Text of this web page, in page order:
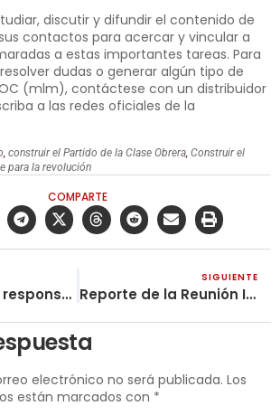
discutir y difundir el contenido de
contactos para acercar y vincular a
a estas importantes tareas. Para
dudas o generar algún tipo de
(mlm), contáctese con un distribuidor
a las redes oficiales de la
,construir el Partido de la Clase Obrera ,Construir el
para la revolución
COMPARTE
El Estado es el responsable del desastre del barrio La Esneda
SIGUIENTE
Reporte de la Reunión Internacional del ICSPWI- 29-30 Enero, 2022
electrónico no será publicada. Los
están marcados con *